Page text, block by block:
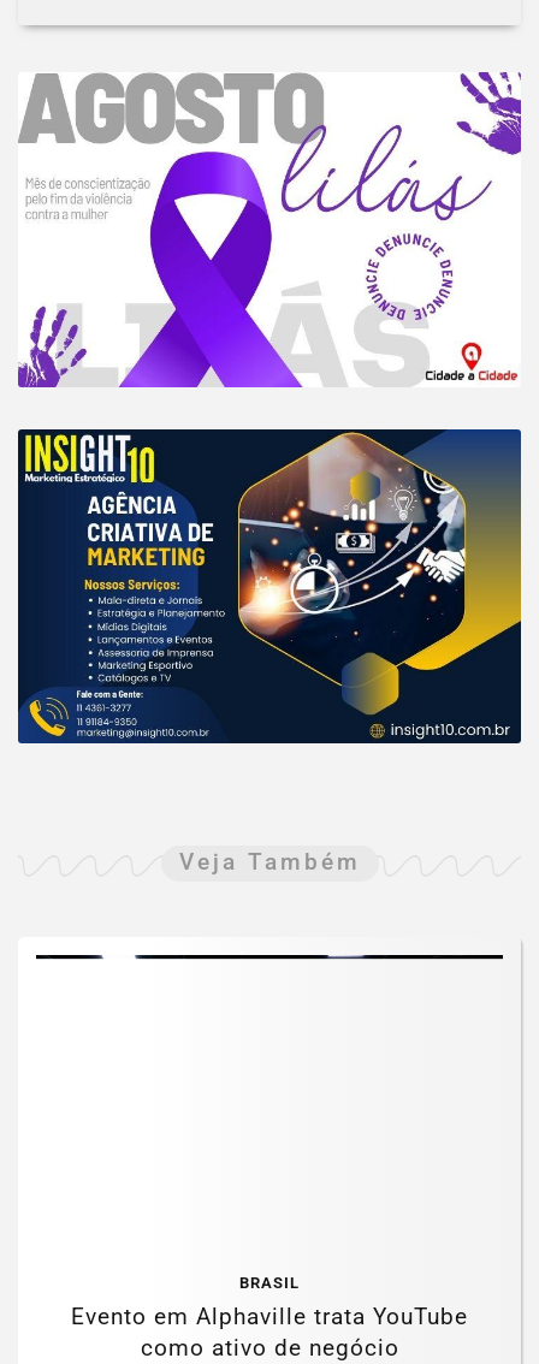
Veja Também
BRASIL
Evento em Alphaville trata YouTube
como ativo de negócio